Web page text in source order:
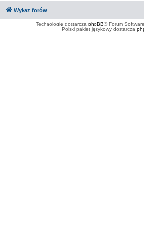
Wykaz forów
Technologię dostarcza phpBB® Forum
Polski pakiet językowy dostarcza